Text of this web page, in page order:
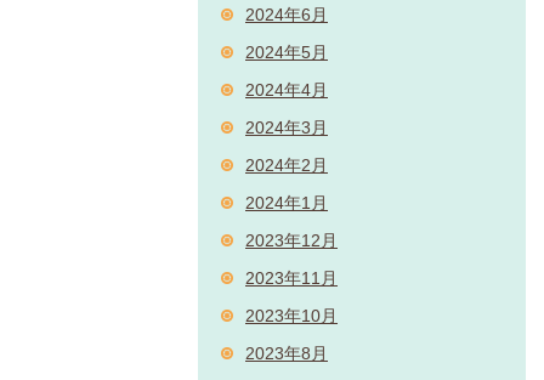
2024年6月
2024年5月
2024年4月
2024年3月
2024年2月
2024年1月
2023年12月
2023年11月
2023年10月
2023年8月